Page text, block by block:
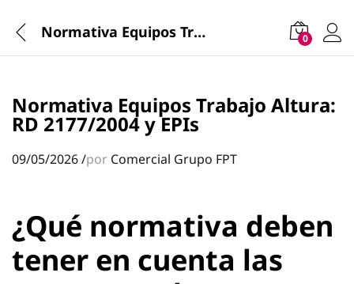
Normativa Equipos Trabajo Altura: RD 2177/2004 y EPIs 0
Normativa Equipos Trabajo Altura:
RD 2177/2004 y EPIs
09/05/2026/por Comercial Grupo FPT
¿Qué normativa deben
tener en cuenta las